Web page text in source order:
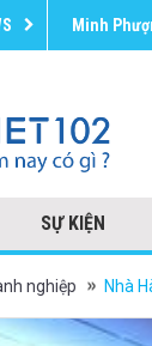
Assi
SỰ KIỆN
nghiệp Nhà